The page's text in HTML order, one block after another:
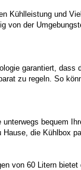
Kühlleistung und
von der
garantiert, dass
zu regeln. So
bequem
die Kühlbox
von 60 Litern bietet